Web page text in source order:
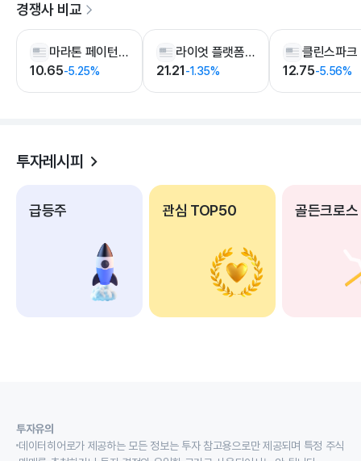
경쟁사 비교
마라톤 페이턴트 그룹
10.65-5.25%
라이엇 플랫폼스
21.21-1.35%
클린스파크
12.75-5.56%
투자레시피
급등주 관심 TOP50 골든크로스
투자유의
데이터히어로가 제공하는 모든 정보는 투자 참고용으로만 제공되며 특정 주식